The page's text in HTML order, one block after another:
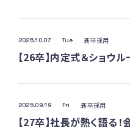
2025.10.07 Tue 新卒採用
2025.09.19 Fri 新卒採用